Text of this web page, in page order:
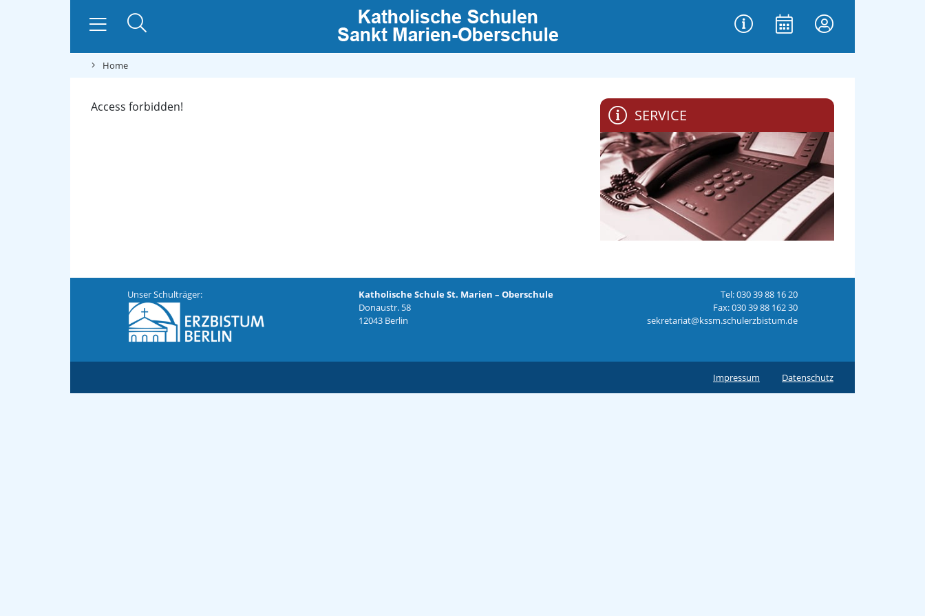
Home
Access forbidden! SERVICE
Unser Schulträger:
Katholische Schule St. Marien – Oberschule
Donaustr. 58
12043 Berlin
Tel: 030 39 88 16 20
Fax: 030 39 88 162 30
sekretariat@kssm.schulerzbistum.de
Impressum Datenschutz